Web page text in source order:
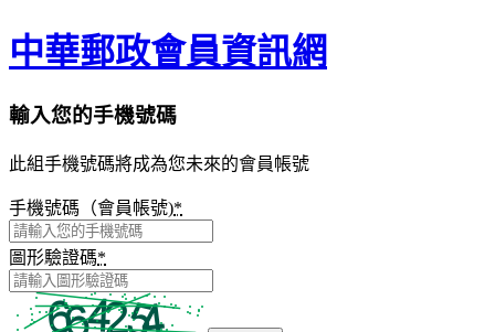
中華郵政會員資訊網
輸入您的手機號碼
此組手機號碼將成為您未來的會員帳號
手機號碼（會員帳號)*
圖形驗證碼*